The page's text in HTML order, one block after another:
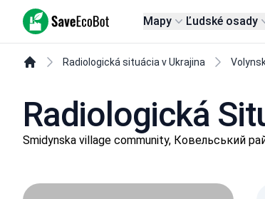
SaveEcoBot Mapy Ľudské osady
Radiologická situácia v Ukrajina
Radiologická
Smidynska village community, Ковельський